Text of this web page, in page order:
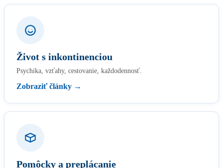
Život s inkontinenciou
Psychika, vzťahy, cestovanie, každodennosť.
Zobraziť články →
Pomôcky a preplácanie